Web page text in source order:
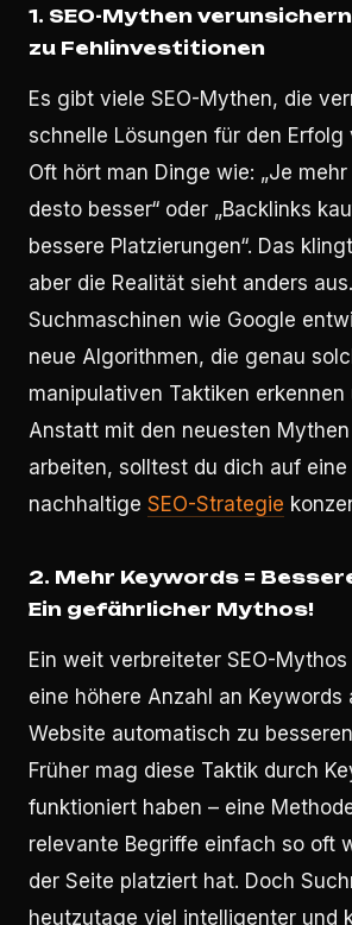
1. SEO-Mythen
zu Fehlinvestitionen
Es gibt viele SEO-Mythen, die
schnelle Lösungen für den Erfolg
Oft hört man Dinge wie: „Je
desto besser“ oder „Backlinks
bessere Platzierungen“. Das
aber die Realität sieht anders aus.
Suchmaschinen wie Google
neue Algorithmen, die genau
manipulativen Taktiken erkennen
Anstatt mit den neuesten
arbeiten, solltest du dich auf eine
nachhaltige SEO-Strategie
2. Mehr Keywords =
Ein gefährlicher Mythos!
Ein weit verbreiteter SEO-
eine höhere Anzahl an Keywords
Website automatisch zu
Früher mag diese Taktik durch
funktioniert haben – eine
relevante Begriffe einfach so oft
der Seite platziert hat. Doch
heutzutage viel intelligenter und